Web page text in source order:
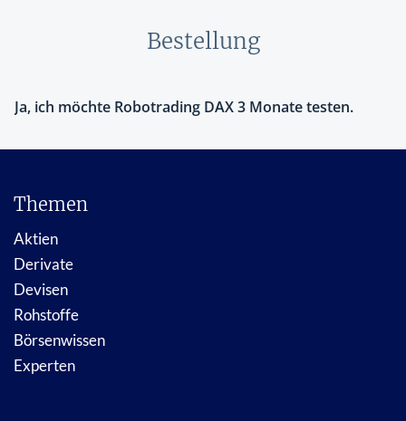
Bestellung
Themen
Aktien
Derivate
Devisen
Rohstoffe
Börsenwissen
Experten